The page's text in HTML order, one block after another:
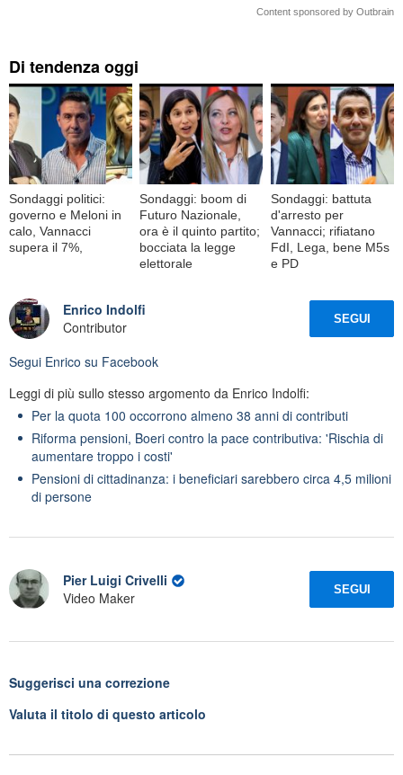
Content sponsored by Outbrain
Di tendenza oggi
Sondaggi politici:
governo e Meloni in
calo, Vannacci
supera il 7%,
Sondaggi: boom di
Futuro Nazionale,
ora è il quinto partito;
bocciata la legge
elettorale
Sondaggi: battuta
d'arresto per
Vannacci; rifiatano
FdI, Lega, bene M5s
e PD
Enrico Indolfi
Contributor
SEGUI
Segui Enrico su Facebook
Leggi di più sullo stesso argomento da Enrico Indolfi:
Per la quota 100 occorrono almeno 38 anni di contributi
Riforma pensioni, Boeri contro la pace contributiva: 'Rischia di
aumentare troppo i costi'
Pensioni di cittadinanza: i beneficiari sarebbero circa 4,5 milioni
di persone
Pier Luigi Crivelli
Video Maker
SEGUI
Suggerisci una correzione
Valuta il titolo di questo articolo